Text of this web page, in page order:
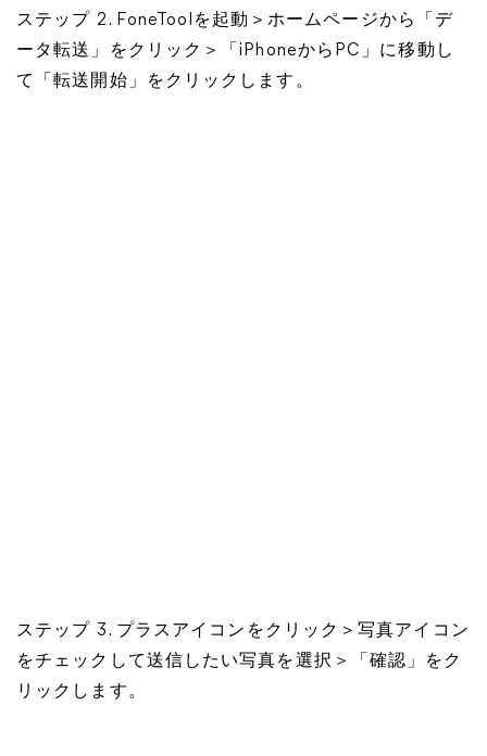
ステップ 2. FoneToolを起動＞ホームページから「デ
ータ転送」をクリック＞「iPhoneからPC」に移動し
て「転送開始」をクリックします。
ステップ 3. プラスアイコンをクリック＞写真アイコン
をチェックして送信したい写真を選択＞「確認」をク
リックします。